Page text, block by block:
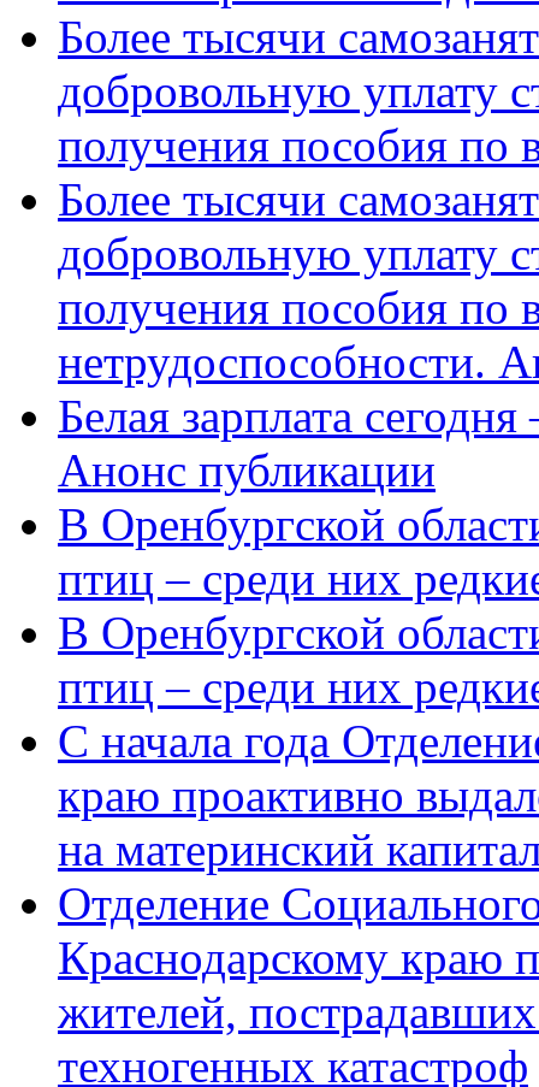
Более тысячи
добровольную уплату
получения пособия по
Более тысячи
добровольную уплату
получения пособия по
нетрудоспособности.
Белая зарплата
Анонс публикации
В Оренбургской
птиц – среди них
В Оренбургской
птиц – среди них
С начала года
краю проактивно
на материнский
Отделение
Краснодарскому краю
жителей,
техногенных катастроф